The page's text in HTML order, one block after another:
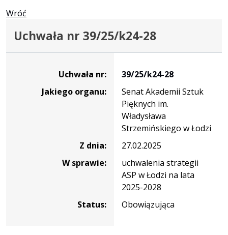
Wróć
Uchwała nr 39/25/k24-28
39/25/k24-
Uchwała nr:
39/25/k24-28
Jakiego organu:
Senat Akademii Sztuk
Pięknych im.
Władysława
Strzemińskiego w Łodzi
Z dnia:
27.02.2025
W sprawie:
uchwalenia strategii
ASP w Łodzi na lata
2025-2028
Status:
Obowiązująca